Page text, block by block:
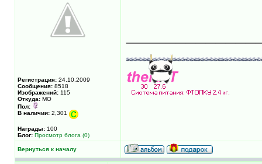
Регистрация: 24.10.2009
Сообщения: 8518
Изображений: 115
Откуда: МО
Пол:
В наличии: 2,301
Награды: 100
Блог: Просмотр блога (0)
Вернуться к началу